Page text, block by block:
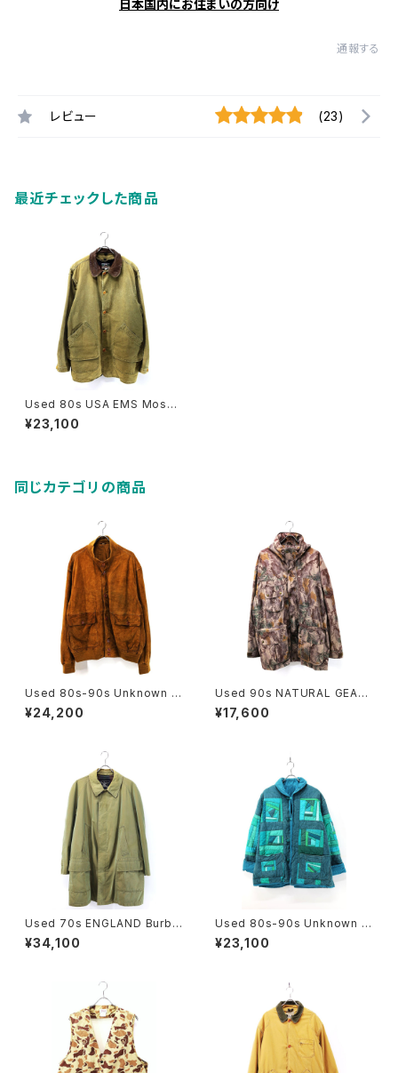
日本国内にお住まいの方向け
通報する
レビュー (23)
最近チェックした商品
Used 80s USA EMS Moss
Green Duck Cotton Huntin
g Field Jacket Size L 古着
¥23,100
同じカテゴリの商品
Used 80s-90s Unknown B
rown Tanned Leather Valst
ar Jacket Size 58 XL 相当
¥24,200
Used 90s NATURAL GEAR
Beatiful Real Tree Camo F
ake Suede Mountain Parka
¥17,600
Used 70s ENGLAND Burbe
rrys Equivocal Balmacaan
Half Coat Size L 相当 古着
¥34,100
Used 80s-90s Unknown T
urquoise Quilt Patch Work
Padded Jacket Size L-XL
¥23,100